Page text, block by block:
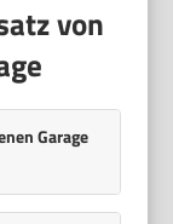
von
Garage